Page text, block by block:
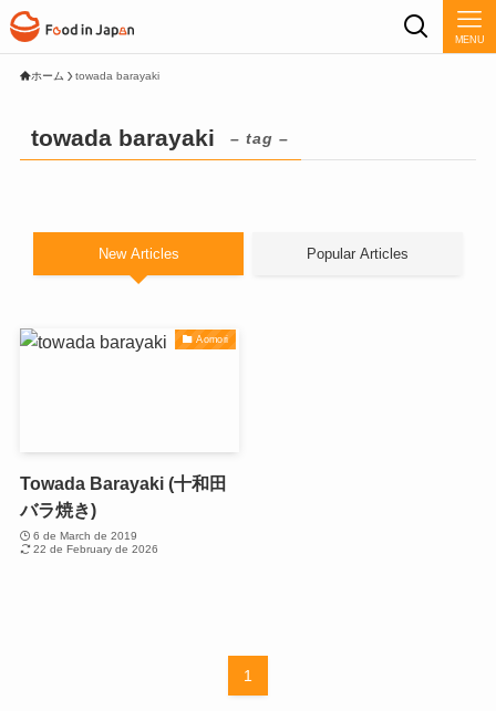
MENU
ホーム towada barayaki
towada barayaki – tag –
New Articles Popular Articles
Aomori
Towada Barayaki (十和田
バラ焼き)
6 de March de 2019
22 de February de 2026
1